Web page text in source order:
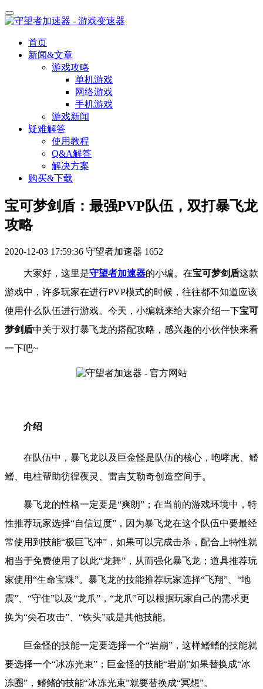
首页
新闻&文章
游戏攻略
单机游戏
网络游戏
手机游戏
游戏新闻
疑难解答
使用教程
Q&A解答
解决方案
购买&下载
宝可梦剑盾：最强PVP队伍，双打暴飞龙
攻略
2020-12-03 17:59:36 守望者加速器 1652
大家好，这里是守望者加速器的小编。在宝可梦剑盾这款
游戏中，许多玩家在进行PVP模式的时候，往往都不知道应该
使用什么队伍进行游戏。今天，小编就来给大家介绍一下宝可
梦剑盾中关于双打暴飞龙的搭配攻略，感兴趣的小伙伴快来看
一下吧~
介绍
在队伍中，暴飞龙以及巨金怪是队伍的核心，咆哮虎、鳍
鳍、电柱帮助彷徨夜灵、雷吉艾勒奇创造空间手。
暴飞龙的性格一定要是“爽朗”；在当前的游戏环境中，特
性推荐玩家选择“自信过度”，因为暴飞龙在这个队伍中要最经
常使用到技能“极巨飞冲”，如果可以完成击杀，配合上特性就
相当于免费使用了以此“龙舞”，从而强化暴飞龙；道具推荐玩
家使用“生命宝珠”。暴飞龙的技能推荐玩家选择“飞翔”、“地
震”、“守住”以及“龙爪”，“龙爪”可以根据玩家自己的需求更
换为“尖石攻击”、“铁头”或是其他技能。
巨金怪的技能一定要选择一个“岩崩”，这样鳍鳍的技能就
要选择一个“冰冻光束”；巨金怪的技能“岩崩”如果替换成“冰
冻圈”，鳍鳍的技能“冰冻光束”就要替换成“冥想”。